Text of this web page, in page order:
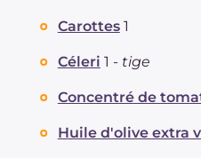
Carottes 1
Céleri 1 - tige
Concentré de
Huile d'olive extra